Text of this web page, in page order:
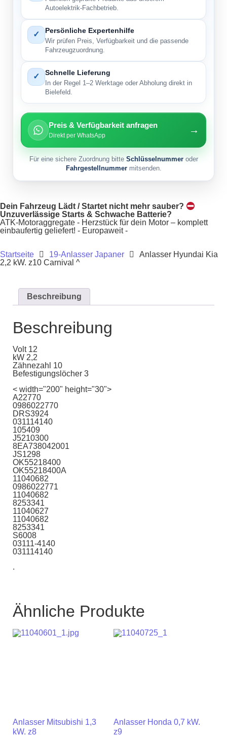
Autoelektrik-Fachbetrieb.
✓ Persönliche Expertenhilfe
Wir prüfen Preis, Verfügbarkeit und die passende
Fahrzeugzuordnung.
✓ Schnelle Lieferung
In der Regel 1–2 Werktage oder Abholung direkt in
Bielefeld.
Preis & Verfügbarkeit anfragen
Direkt per WhatsApp →
Für eine sichere Zuordnung bitte Schlüsselnummeroder
Fahrgestellnummermitsenden.
Dein Fahrzeug Lädt / Startet nicht mehr sauber?
Unzuverlässige Starts & Schwache Batterie?
ATK-Motoraggregate - Herzstück für dein Motor – komplett
einbaufertig geliefert! - Europaweit -
Startseite 19-Anlasser Japaner
Anlasser Hyundai Kia
2,2 kW. z10 Carnival ^
Beschreibung
Beschreibung
Volt 12
kW 2,2
Zähnezahl 10
Befestigungslöcher 3
< width="200" height="30">
A22770
0986022770
DRS3924
031114140
105409
J5210300
8EA738042001
JS1298
OK55218400
OK55218400A
11040682
0986022771
11040682
8253341
11040627
11040682
8253341
S6008
03111-4140
031114140
.
Ähnliche Produkte
Anlasser Mitsubishi 1,3
kW. z8
Anlasser Honda 0,7 kW.
z9